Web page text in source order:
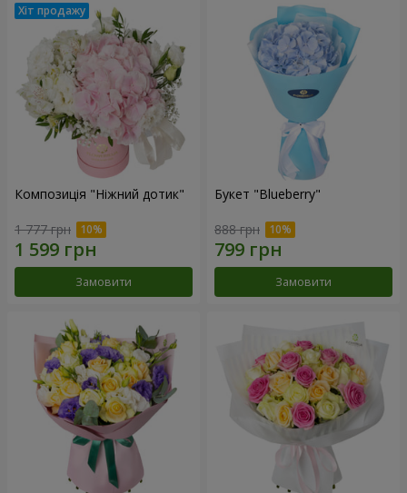
Композиція "Ніжний дотик"
1 777 грн
Замовити
Букет "Blueberry"
888 грн
Замовити